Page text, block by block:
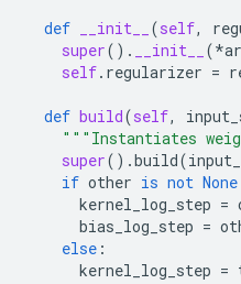
def __init__ (self,
super() . __init__ (*
self. regularizer =
def build(self,
"""Instantiates
super() .build(
if other is not None
kernel_log_step =
bias_log_step =
else :
kernel_log_step =